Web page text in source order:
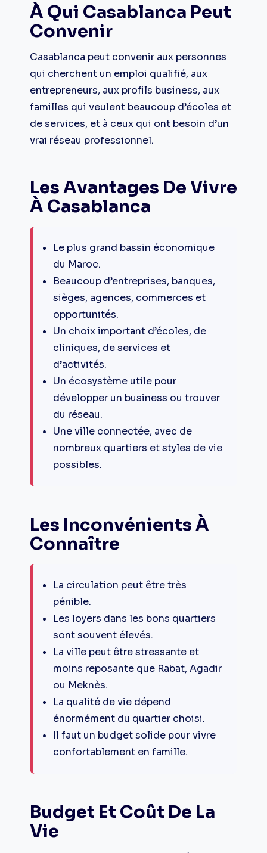
À Qui Casablanca Peut
Convenir
Casablanca peut convenir aux personnes
qui cherchent un emploi qualifié, aux
entrepreneurs, aux profils business, aux
familles qui veulent beaucoup d’écoles et
de services, et à ceux qui ont besoin d’un
vrai réseau professionnel.
Les Avantages De Vivre
À Casablanca
Le plus grand bassin économique
du Maroc.
Beaucoup d’entreprises, banques,
sièges, agences, commerces et
opportunités.
Un choix important d’écoles, de
cliniques, de services et
d’activités.
Un écosystème utile pour
développer un business ou trouver
du réseau.
Une ville connectée, avec de
nombreux quartiers et styles de vie
possibles.
Les Inconvénients À
Connaître
La circulation peut être très
pénible.
Les loyers dans les bons quartiers
sont souvent élevés.
La ville peut être stressante et
moins reposante que Rabat, Agadir
ou Meknès.
La qualité de vie dépend
énormément du quartier choisi.
Il faut un budget solide pour vivre
confortablement en famille.
Budget Et Coût De La
Vie